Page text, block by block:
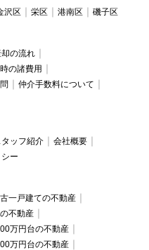
沢区 栄区 港南区 磯子区
の流れ
の諸費用
仲介手数料について
タッフ紹介
会社概要
ー
一戸建ての不動産
不動産
万円台の不動産
万円台の不動産